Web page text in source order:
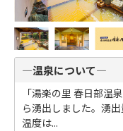
―温泉について―
「湯楽の里 春日部温
ら湧出しました。湧
温度は...